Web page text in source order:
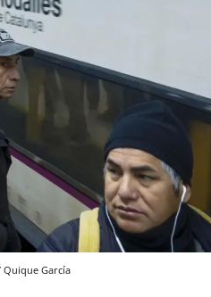
Quique García